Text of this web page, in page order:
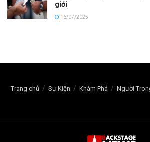
giới
16/07/2025
Trang chủ Sự Kiện Khám Phá Người